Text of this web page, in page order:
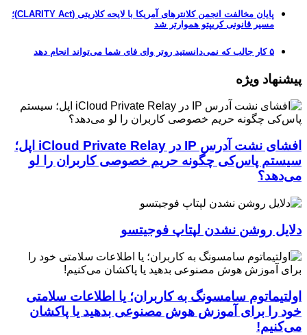
پایان مخالفت انجمن کلانترهای آمریکا با لایحه کلاریتی (CLARITY Act)؛
مسیر قانونی کریپتو هموارتر شد
۵ کار جالب که نمی‌دانستید روتر وای فای شما می‌تواند انجام دهد
پیشنهاد ویژه
افشای نشت آدرس IP در iCloud Private Relay اپل؛
سیستم پاس‌کی چگونه حریم خصوصی کاربران را لو
می‌دهد؟
دلایل روشن نشدن لپتاپ فوجیتسو
اولتیماتوم سامسونگ به کاربران؛ یا اطلاعات سلامتی
خود را برای آموزش هوش مصنوعی بدهید یا پاکشان
می‌کنیم!